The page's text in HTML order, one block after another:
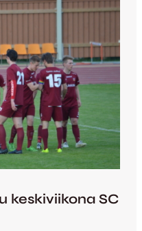
keskiviikona SC